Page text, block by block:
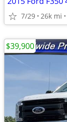
7/29 26k mi
$39,900